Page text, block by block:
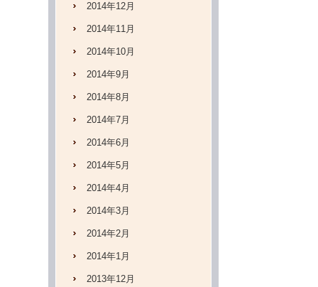
2014年12月
2014年11月
2014年10月
2014年9月
2014年8月
2014年7月
2014年6月
2014年5月
2014年4月
2014年3月
2014年2月
2014年1月
2013年12月